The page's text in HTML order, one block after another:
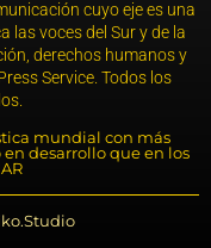
cuyo eje es una
las voces del Sur y de la
derechos humanos y
Service. Todos los
mundial con más
desarrollo que en los